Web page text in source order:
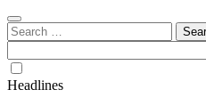
Search
for:
Headlines